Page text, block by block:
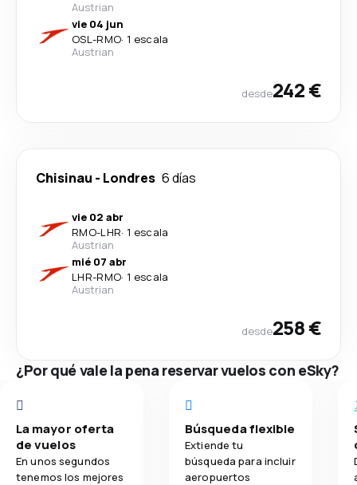
Austrian
vie 04 jun
OSL-RMO· 1 escala
Austrian
desde242 €
Chisinau - Londres 6 días
vie 02 abr
RMO-LHR· 1 escala
Austrian
mié 07 abr
LHR-RMO· 1 escala
Austrian
desde258 €
¿Por qué vale la pena reservar vuelos con eSky?
La mayor oferta
de vuelos
En unos segundos
tenemos los mejores
Búsqueda flexible
Extiende tu
búsqueda para incluir
aeropuertos